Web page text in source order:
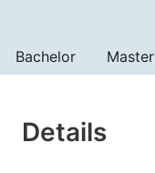
Bachelor Master
Details